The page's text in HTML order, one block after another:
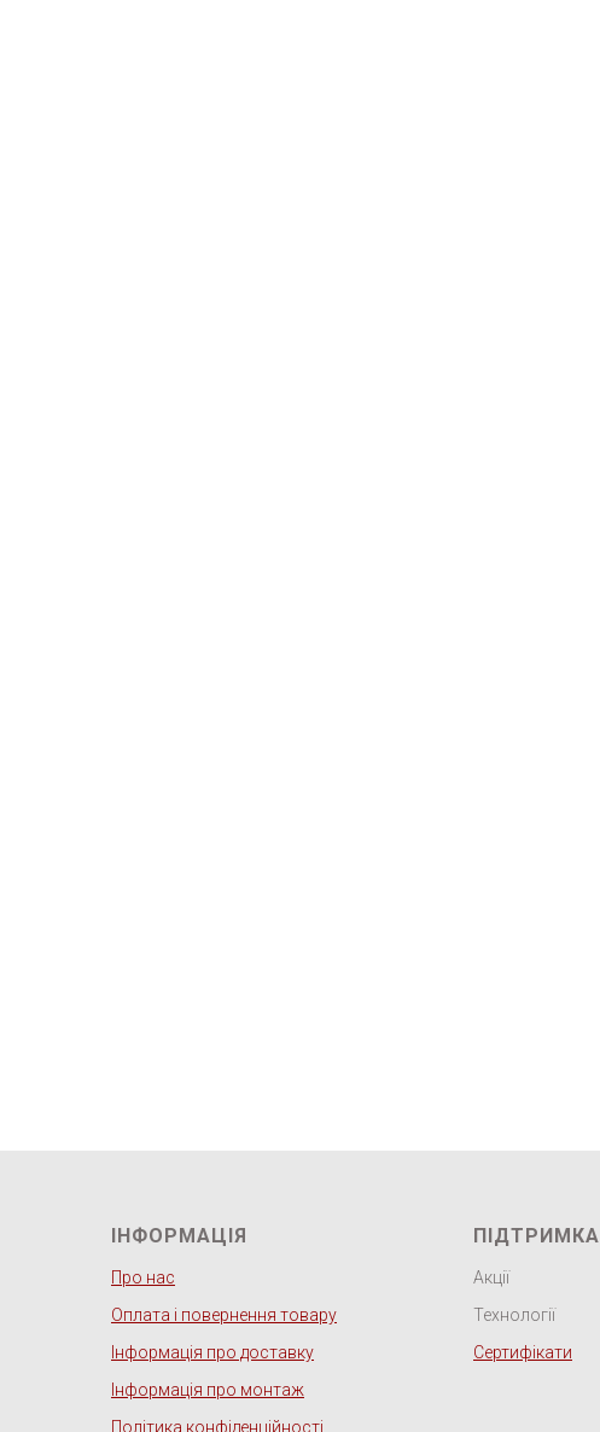
ІНФОРМАЦІЯ
Про нас
Оплата і повернення товару
Інформація про доставку
Інформація про монтаж
Політика конфіденційності
ПІДТРИМКА
Акції
Технології
Сертифікати